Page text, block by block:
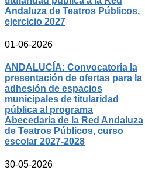
Andaluza de Teatros Públicos,
ejercicio 2027
01-06-2026
ANDALUCÍA: Convocatoria la
presentación de ofertas para la
adhesión de espacios
municipales de titularidad
pública al programa
Abecedaria de la Red Andaluza
de Teatros Públicos, curso
escolar 2027-2028
30-05-2026